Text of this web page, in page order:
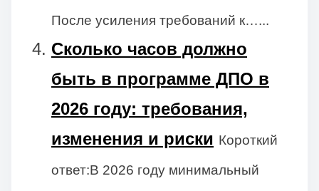
После усиления требований к…...
Сколько часов должно
быть в программе ДПО в
2026 году: требования,
изменения и риски Короткий
ответ:В 2026 году минимальный